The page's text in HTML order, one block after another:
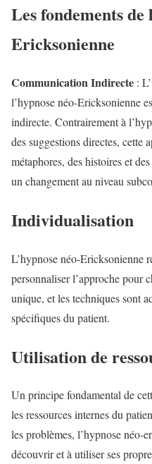
Les fondements de
Ericksonienne
Communication Indirecte :
l’hypnose néo-Ericksonienne
indirecte. Contrairement à
des suggestions directes, cette
métaphores, des histoires et
un changement au niveau
Individualisation
L’hypnose néo-Ericksonienne
personnaliser l’approche pour
unique, et les techniques sont
spécifiques du patient.
Utilisation de
Un principe fondamental de
les ressources internes du
les problèmes, l’hypnose néo-
découvrir et à utiliser ses